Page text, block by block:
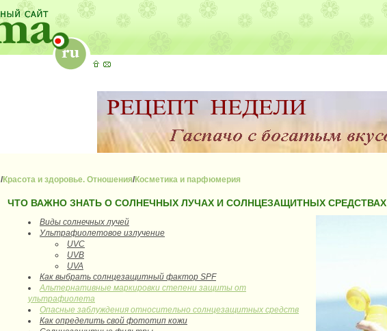
/Красота и здоровье. Отношения/Косметика и парфюмерия
ЧТО ВАЖНО ЗНАТЬ О СОЛНЕЧНЫХ ЛУЧАХ И СОЛНЦЕЗАЩИТНЫХ СРЕДСТВАХ
Виды солнечных лучей
Ультрафиолетовое излучение
UVC
UVB
UVA
Как выбрать солнцезащитный фактор SPF
Альтернативные маркировки степени защиты от
ультрафиолета
Опасные заблуждения относительно солнцезащитных средств
Как определить свой фототип кожи